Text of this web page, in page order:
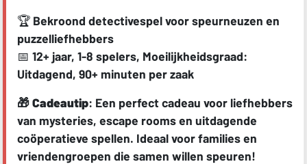
🏆 Bekroond detectivespel voor speurneuzen en
puzzelliefhebbers
📅 12+ jaar, 1-8 spelers, Moeilijkheidsgraad:
Uitdagend, 90+ minuten per zaak
🎁Cadeautip: Een perfect cadeau voor liefhebbers
van mysteries, escape rooms en uitdagende
coöperatieve spellen. Ideaal voor families en
vriendengroepen die samen willen speuren!